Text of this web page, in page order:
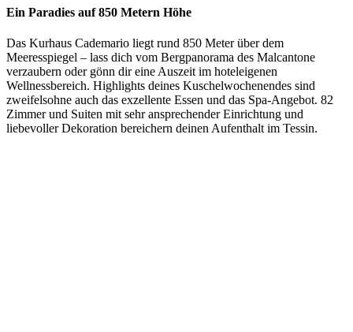
Ein Paradies auf 850 Metern Höhe
Das Kurhaus Cademario liegt rund 850 Meter über dem
Meeresspiegel – lass dich vom Bergpanorama des Malcantone
verzaubern oder gönn dir eine Auszeit im hoteleigenen
Wellnessbereich. Highlights deines Kuschelwochenendes sind
zweifelsohne auch das exzellente Essen und das Spa-Angebot. 82
Zimmer und Suiten mit sehr ansprechender Einrichtung und
liebevoller Dekoration bereichern deinen Aufenthalt im Tessin.